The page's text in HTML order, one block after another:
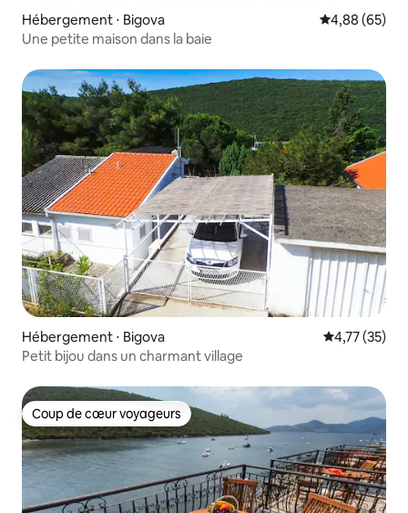
Hébergement ⋅ Bigova Évaluation
4,88 (65)
Une petite maison dans la baie
Hébergement ⋅ Bigova Évaluation
4,77 (35)
Petit bijou dans un charmant village
Coup de cœur voyageurs
Coup de cœur voyageurs